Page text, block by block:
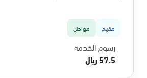
مقيم مواطن
رسوم الخدمة
57.5 ريال